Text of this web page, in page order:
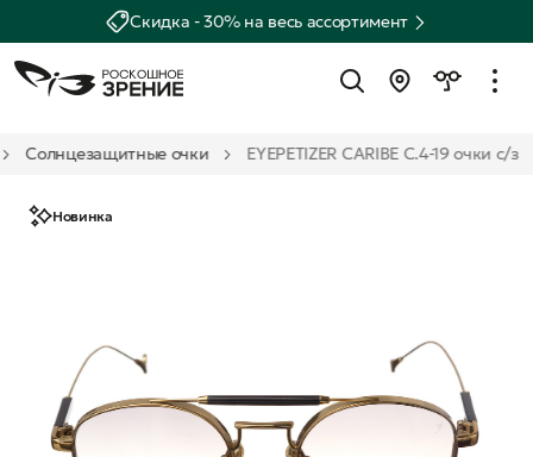
Скидка - 30% на весь ассортимент
Солнцезащитные очки EYEPETIZER CARIBE C.4-19 очки с/з
Новинка